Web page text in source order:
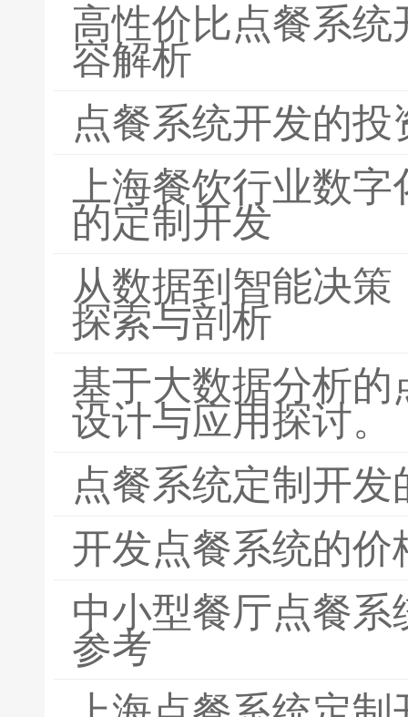
高性价比点餐系
容解析
点餐系统开发的
上海餐饮行业数
的定制开发
从数据到智能决
探索与剖析
基于大数据分析
设计与应用探讨。
点餐系统定制开
开发点餐系统的
中小型餐厅点餐
参考